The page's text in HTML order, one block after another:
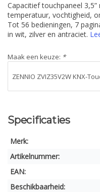
Capacitief touchpaneel
temperatuur, vochtigheid,
Tot 56 bedieningen, 7
in wit, zilver en antraciet.
Maak een keuze: *
Specificaties
Merk:
Artikelnummer:
EAN:
Beschikbaarheid: